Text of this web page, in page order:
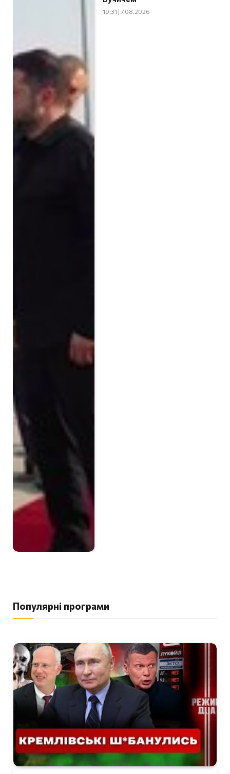
19:31 | 7.08.2026
Популярні програми